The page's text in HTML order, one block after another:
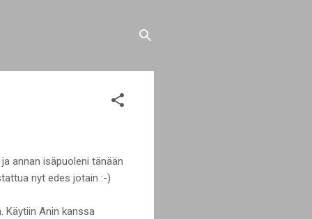
annan isäpuoleni tänään
nyt edes jotain :-)
Käytiin Anin kanssa